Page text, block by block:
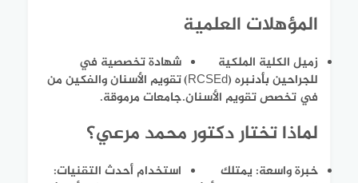
المؤهلات العلمية
زميل الكلية الملكية
للجراحين بأدنبره (RCSEd)
في تخصص تقويم الأسنان.
شهادة تخصصية في
تقويم الأسنان والفكين من
جامعات مرموقة.
لماذا تختار دكتور محمد مرعي؟
خبرة واسعة: يمتلك
استخدام أحدث التقنيات: